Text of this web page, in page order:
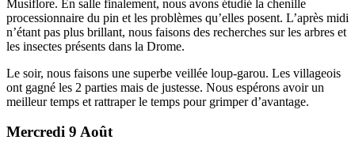
Musiflore. En salle finalement, nous avons étudié la chenille
processionnaire du pin et les problèmes qu’elles posent. L’après midi
n’étant pas plus brillant, nous faisons des recherches sur les arbres et
les insectes présents dans la Drome.
Le soir, nous faisons une superbe veillée loup-garou. Les villageois
ont gagné les 2 parties mais de justesse. Nous espérons avoir un
meilleur temps et rattraper le temps pour grimper d’avantage.
Mercredi 9 Août